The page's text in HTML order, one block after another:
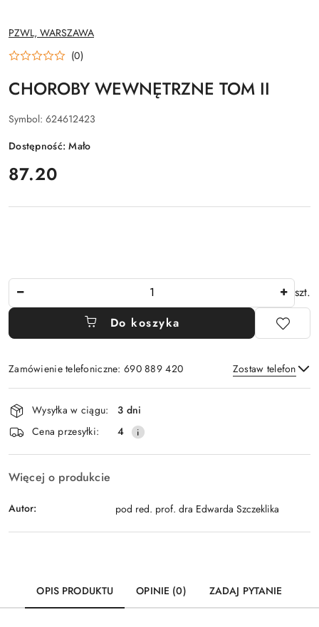
NAZWA
PRODUCENTA:
PZWL, WARSZAWA
(0)
CHOROBY WEWNĘTRZNE TOM II
Symbol: 624612423
Dostępność:Mało
cena:
87.20
szt.
Do koszyka
Zamówienie telefoniczne: 690 889 420 Zostaw telefon
Wyślij
Dostępność
i
dostawa
Wysyłka w ciągu:
3 dni
Cena przesyłki:
4
Więcej o produkcie
Autor: pod red. prof. dra Edwarda Szczeklika
OPIS PRODUKTU OPINIE (0) ZADAJ PYTANIE